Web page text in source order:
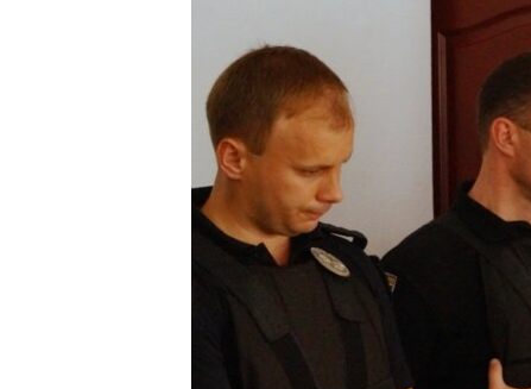
УКРАЇНСЬКА ПРОБЛЕМА КРИМУ